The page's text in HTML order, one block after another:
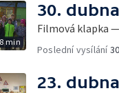
min
30.
Filmová klapka
Poslední vysílání
23.